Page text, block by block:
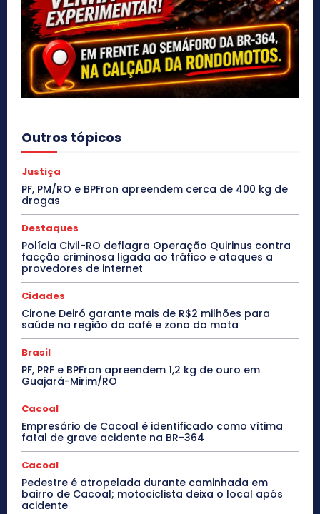
Outros tópicos
Justiça
PF, PM/RO e BPFron apreendem cerca de 400 kg de
drogas
Destaques
Polícia Civil-RO deflagra Operação Quirinus contra
facção criminosa ligada ao tráfico e ataques a
provedores de internet
Cidades
Cirone Deiró garante mais de R$2 milhões para
saúde na região do café e zona da mata
Brasil
PF, PRF e BPFron apreendem 1,2 kg de ouro em
Guajará-Mirim/RO
Cacoal
Empresário de Cacoal é identificado como vítima
fatal de grave acidente na BR-364
Cacoal
Pedestre é atropelada durante caminhada em
bairro de Cacoal; motociclista deixa o local após
acidente